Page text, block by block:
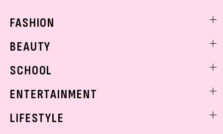
FASHION
着回し
BEAUTY
ベストコスメ
SCHOOL
学校ヘアメイク
ENTERTAINMENT
LIFESTYLE